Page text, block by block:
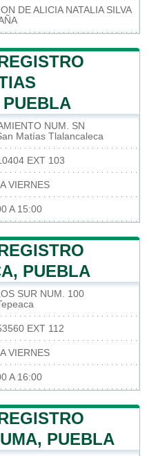
DE ALICIA NATALIA SILVA
NUM. SN
Matías Tlalancaleca
EXT 103
VIERNES
A 15:00
PUEBLA
SUR NUM. 100
EXT 112
VIERNES
A 16:00
PUEBLA